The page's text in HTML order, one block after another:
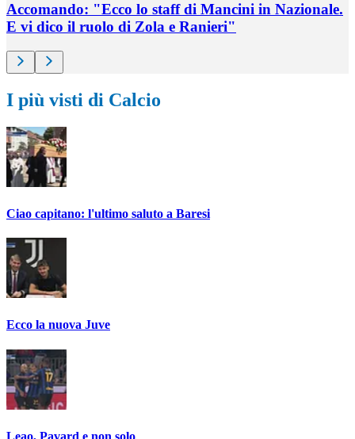
Accomando: "Ecco lo staff di Mancini in Nazionale.
E vi dico il ruolo di Zola e Ranieri"
I più visti di Calcio
Ciao capitano: l'ultimo saluto a Baresi
Ecco la nuova Juve
Leao, Pavard e non solo